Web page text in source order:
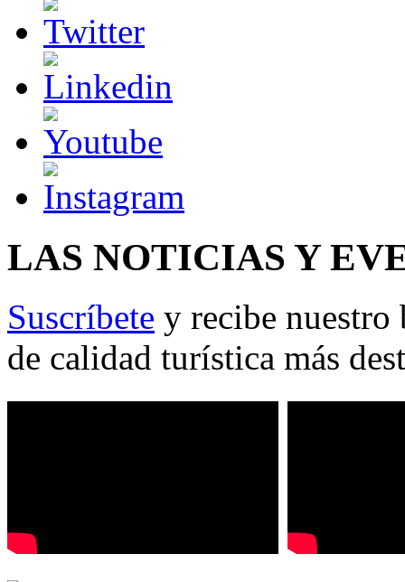
LAS NOTICIAS Y
Suscríbete y recibe nuestro
de calidad turística más